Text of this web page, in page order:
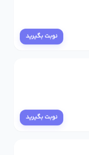
نوبت بگیرید
نوبت بگیرید